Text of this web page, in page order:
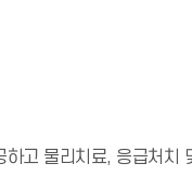
고 물리치료, 응급처치